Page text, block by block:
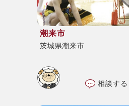
潮来市
茨城県潮来市
相談する